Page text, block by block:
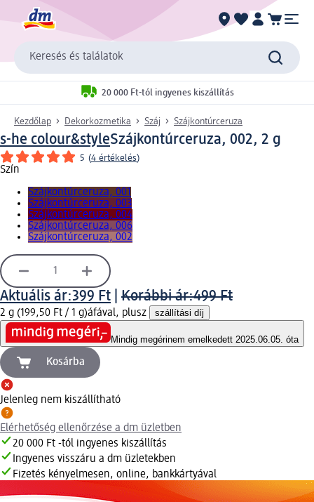
Keresés és találatok
20 000 Ft-tól ingyenes kiszállítás
Kezdőlap Dekorkozmetika Száj Szájkontúrceruza
s-he colour&styleSzájkontúrceruza, 002, 2 g
5 (4 értékelés)
Szín
Szájkontúrceruza, 001
Szájkontúrceruza, 003
Szájkontúrceruza, 004
Szájkontúrceruza, 006
Szájkontúrceruza, 002
Aktuális ár:399 Ft Korábbi ár:499 Ft
2 g (199,50 Ft / 1 g)áfával, plusz szállítási díj
Mindig megérinem emelkedett 2025.06.05. óta
Kosárba
Jelenleg nem kiszállítható
Elérhetőség ellenőrzése a dm üzletben
20 000 Ft -tól ingyenes kiszállítás
Ingyenes visszáru a dm üzletekben
Fizetés kényelmesen, online, bankkártyával